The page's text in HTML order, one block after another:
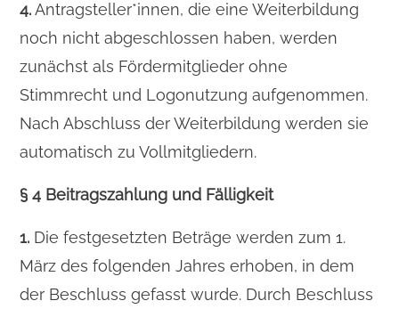
4.Antragsteller*innen, die eine Weiterbildung
noch nicht abgeschlossen haben, werden
zunächst als Fördermitglieder ohne
Stimmrecht und Logonutzung aufgenommen.
Nach Abschluss der Weiterbildung werden sie
automatisch zu Vollmitgliedern.
§ 4 Beitragszahlung und Fälligkeit
1. Die festgesetzten Beträge werden zum 1.
März des folgenden Jahres erhoben, in dem
der Beschluss gefasst wurde. Durch Beschluss